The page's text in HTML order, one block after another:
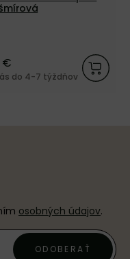
€
do 4-7 týždňov
osobných údajov.
ODOBERAŤ